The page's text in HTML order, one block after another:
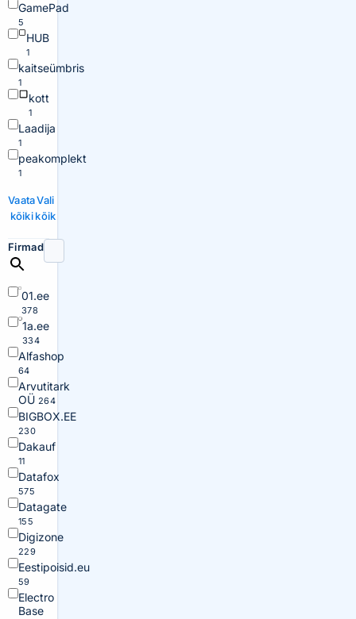
GamePad
5
HUB
1
kaitseümbris
1
kott
1
Laadija
1
peakomplekt
1
Vaata
kõiki
Vali
kõik
Firmad
01.ee
378
1a.ee
334
Alfashop
64
Arvutitark
OÜ 264
BIGBOX.EE
230
Dakauf
11
Datafox
575
Datagate
155
Digizone
229
Eestipoisid.eu
59
Electro
Base